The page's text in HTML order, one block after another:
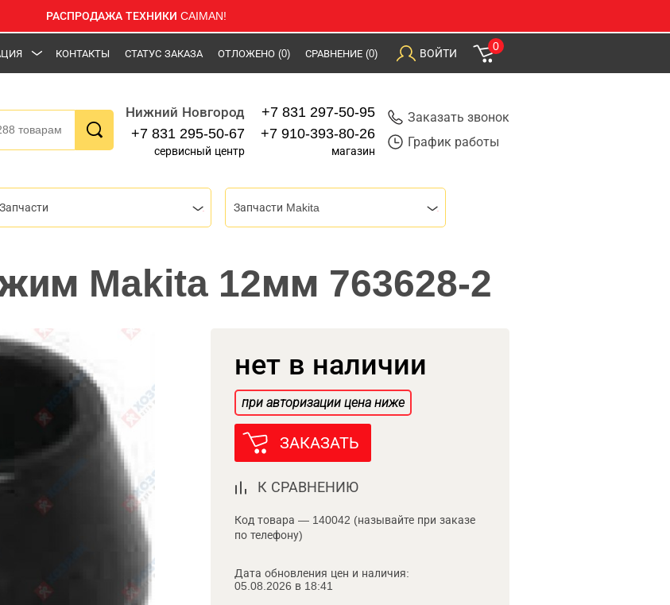
РАСПРОДАЖА ТЕХНИКИ CAIMAN!
КОНТАКТЫ СТАТУС ЗАКАЗА ОТЛОЖЕНО (0) СРАВНЕНИЕ (0) ВОЙТИ
0
Нижний Новгород
+7 831 295-50-67
сервисный центр
+7 831 297-50-95
+7 910-393-80-26
магазин
Заказать звонок
График работы
Запчасти Запчасти Makita
Makita 12мм 763628-2
нет в наличии
при авторизации цена ниже
ЗАКАЗАТЬ
К СРАВНЕНИЮ
Код товара — 140042 (называйте при заказе
по телефону)
Дата обновления цен и наличия:
05.08.2026 в 18:41